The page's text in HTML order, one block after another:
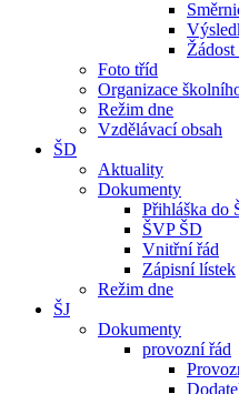
Foto tříd
Organizace
Režim dne
Vzdělávací obsah
ŠD
Aktuality
Dokumenty
Přihláška do
ŠVP ŠD
Vnitřní řád
Zápisní lístek
Režim dne
ŠJ
Dokumenty
provozní řád